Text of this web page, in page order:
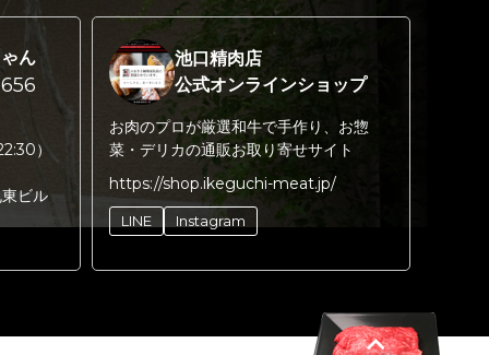
ん
）
ビル
池口精肉店
公式オンラインショップ
お肉のプロが厳選和牛で手作り、お惣
菜・デリカの通販お取り寄せサイト
https://shop.ikeguchi-meat.jp/
LINE Instagram